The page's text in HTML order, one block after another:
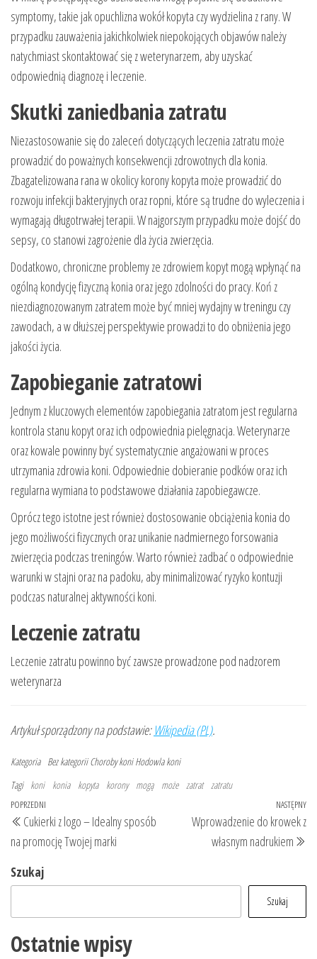
symptomy, takie jak opuchlizna wokół kopyta czy wydzielina z rany. W
przypadku zauważenia jakichkolwiek niepokojących objawów należy
natychmiast skontaktować się z weterynarzem, aby uzyskać
odpowiednią diagnozę i leczenie.
Skutki zaniedbania zatratu
Niezastosowanie się do zaleceń dotyczących leczenia zatratu może
prowadzić do poważnych konsekwencji zdrowotnych dla konia.
Zbagatelizowana rana w okolicy korony kopyta może prowadzić do
rozwoju infekcji bakteryjnych oraz ropni, które są trudne do wyleczenia i
wymagają długotrwałej terapii. W najgorszym przypadku może dojść do
sepsy, co stanowi zagrożenie dla życia zwierzęcia.
Dodatkowo, chroniczne problemy ze zdrowiem kopyt mogą wpłynąć na
ogólną kondycję fizyczną konia oraz jego zdolności do pracy. Koń z
niezdiagnozowanym zatratem może być mniej wydajny w treningu czy
zawodach, a w dłuższej perspektywie prowadzi to do obniżenia jego
jakości życia.
Zapobieganie zatratowi
Jednym z kluczowych elementów zapobiegania zatratom jest regularna
kontrola stanu kopyt oraz ich odpowiednia pielęgnacja. Weterynarze
oraz kowale powinny być systematycznie angażowani w proces
utrzymania zdrowia koni. Odpowiednie dobieranie podków oraz ich
regularna wymiana to podstawowe działania zapobiegawcze.
Oprócz tego istotne jest również dostosowanie obciążenia konia do
jego możliwości fizycznych oraz unikanie nadmiernego forsowania
zwierzęcia podczas treningów. Warto również zadbać o odpowiednie
warunki w stajni oraz na padoku, aby minimalizować ryzyko kontuzji
podczas naturalnej aktywności koni.
Leczenie zatratu
Leczenie zatratu powinno być zawsze prowadzone pod nadzorem
weterynarza
Artykuł sporządzony na podstawie:Wikipedia (PL).
Kategoria Bez kategorii Choroby koni Hodowla koni
Tagi koni konia kopyta korony mogą może zatrat zatratu
Nawigacja
wpisu
Poprzedni
wpis
POPRZEDNI
Cukierki z logo – Idealny sposób
na promocję Twojej marki
NASTĘPNY
Wprowadzenie do krowek z
własnym nadrukiem
Szukaj
Szukaj
Ostatnie wpisy